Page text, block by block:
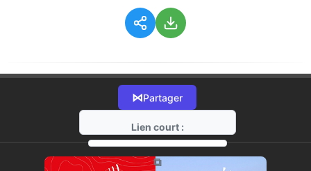
⋈Partager
Lien court :
https://radio-g.fr?10749
⧉